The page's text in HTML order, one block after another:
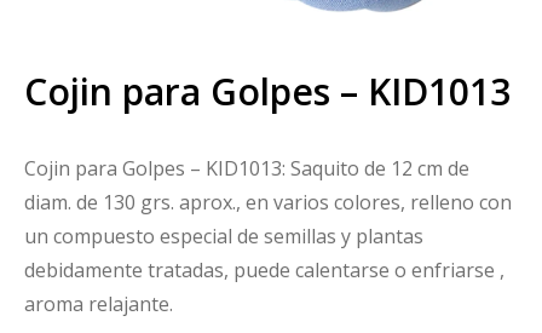
Cojin para Golpes – KID1013
Cojin para Golpes – KID1013: Saquito de 12 cm de
diam. de 130 grs. aprox., en varios colores, relleno con
un compuesto especial de semillas y plantas
debidamente tratadas, puede calentarse o enfriarse ,
aroma relajante.